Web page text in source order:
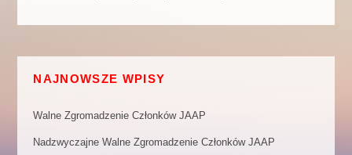
NAJNOWSZE WPISY
Walne Zgromadzenie Członków JAAP
Nadzwyczajne Walne Zgromadzenie Członków JAAP